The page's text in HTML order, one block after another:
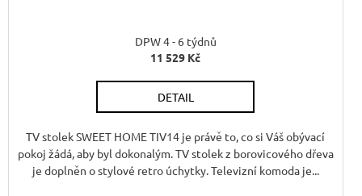
DPW 4 - 6 týdnů
11 529 Kč
DETAIL
TV stolek SWEET HOME TIV14 je právě to, co si Váš obývací
pokoj žádá, aby byl dokonalým. TV stolek z borovicového dřeva
je doplněn o stylové retro úchytky. Televizní komoda je...